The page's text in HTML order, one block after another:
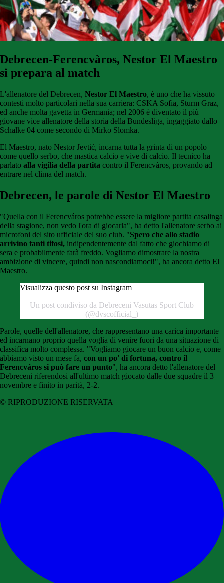
Debrecen-Ferencvàros, Nestor El Maestro
si prepara al match
L'allenatore del Debrecen, Nestor El Maestro, è uno che ha vissuto
contesti molto particolari nella sua carriera: CSKA Sofia, Sturm Graz,
ed anche molta gavetta in Germania; nel 2006 è diventato il più
giovane vice allenatore della storia della Bundesliga, ingaggiato dallo
Schalke 04 come secondo di Mirko Slomka.
El Maestro, nato Nestor Jevtić, incarna tutta la grinta di un popolo
come quello serbo, che mastica calcio e vive di calcio. Il tecnico ha
parlato alla vigilia della partita contro il Ferencvàros, provando ad
entrare nel clima del match.
Debrecen, le parole di Nestor El Maestro
"Quella con il Ferencváros potrebbe essere la migliore partita casalinga
della stagione, non vedo l'ora di giocarla", ha detto l'allenatore serbo ai
microfoni del sito ufficiale del suo club. "Spero che allo stadio
arrivino tanti tifosi, indipendentemente dal fatto che giochiamo di
sera e probabilmente farà freddo. Vogliamo dimostrare la nostra
ambizione di vincere, quindi non nascondiamoci!", ha ancora detto El
Maestro.
Visualizza questo post su Instagram
Un post condiviso da Debreceni Vasutas Sport Club
(@dvscofficial_)
Parole, quelle dell'allenatore, che rappresentano una carica importante
ed incarnano proprio quella voglia di venire fuori da una situazione di
classifica molto complessa. "Vogliamo giocare un buon calcio e, come
abbiamo visto un mese fa, con un po' di fortuna, contro il
Ferencváros si può fare un punto", ha ancora detto l'allenatore del
Debreceni riferendosi all'ultimo match giocato dalle due squadre il 3
novembre e finito in parità, 2-2.
© RIPRODUZIONE RISERVATA